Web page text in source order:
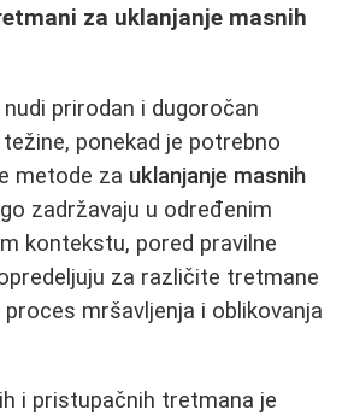
za uklanjanje masnih
prirodan i dugoročan
ponekad je potrebno
metode za uklanjanje masnih
zadržavaju u određenim
kontekstu, pored pravilne
za različite tretmane
mršavljenja i oblikovanja
i pristupačnih tretmana je